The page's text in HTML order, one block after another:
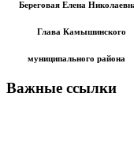
Береговая Елена
Глава Камышинского
муниципального района
Важные ссылки